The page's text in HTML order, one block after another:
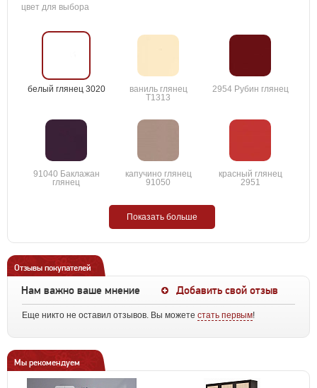
цвет для выбора
белый глянец 3020
ваниль глянец
T1313
2954 Рубин глянец
91040 Баклажан
глянец
капучино глянец
91050
красный глянец
2951
Показать больше
Отзывы покупателей
Нам важно ваше мнение Добавить свой отзыв
Еще никто не оставил отзывов. Вы можете стать первым!
Мы рекомендуем